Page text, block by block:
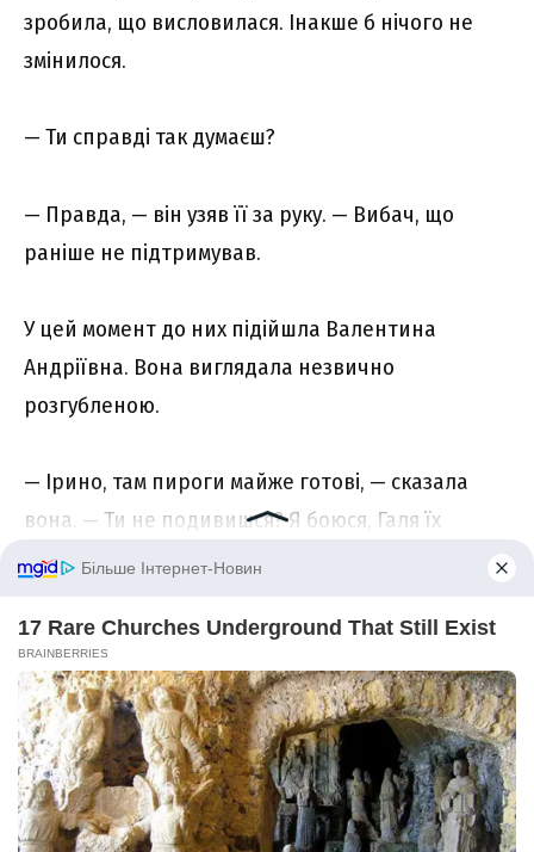
зробила, що висловилася. Інакше б нічого не
змінилося.
— Ти справді так думаєш?
— Правда, — він узяв її за руку. — Вибач, що
раніше не підтримував.
У цей момент до них підійшла Валентина
Андріївна. Вона виглядала незвично
розгубленою.
— Ірино, там пироги майже готові, — сказала
вона. — Ти не подивишся? Я боюся, Галя їх
пересушить.
— Звичайно, подивлюся, — Ірина підвелася з
крісла.
На кухні справді пахло випічкою. Тітка Галя
метушилася біля духовки, поглядаючи на
годинник.